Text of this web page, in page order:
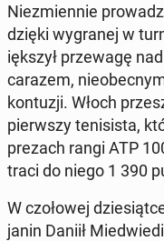
Niezmi­en­nie
dzięki wygranej w
ięk­szył przewagę
carazem,
kon­tuzji. Włoch
pier­wszy teni­sista,
prezach rangi ATP
traci do niego 1 390
W czołowej
janin Daniił